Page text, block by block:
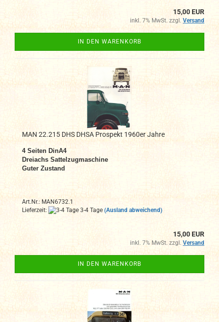
15,00 EUR
inkl. 7% MwSt. zzgl. Versand
IN DEN WARENKORB
MAN 22.215 DHS DHSA Prospekt 1960er Jahre
4 Seiten DinA4
Dreiachs Sattelzugmaschine
Guter Zustand
Art.Nr.: MAN6732.1
Lieferzeit:
3-4 Tage (Ausland abweichend)
15,00 EUR
inkl. 7% MwSt. zzgl. Versand
IN DEN WARENKORB